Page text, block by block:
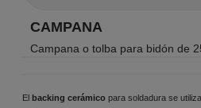
CAMPANA
Campana o tolba para bidón de
El backing cerámico para soldadura se